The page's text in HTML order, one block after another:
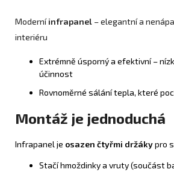
Moderníinfrapanel – elegantní a
interiéru
Extrémně úsporný a efektivní –
účinnost
Rovnoměrné sálání tepla, které
Montáž je jednoduchá
Infrapanel je osazen čtyřmi držákypro
Stačí hmoždinky a vruty (součást